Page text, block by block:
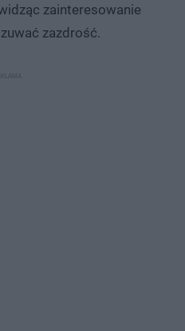
zainteresowanie
zazdrość.